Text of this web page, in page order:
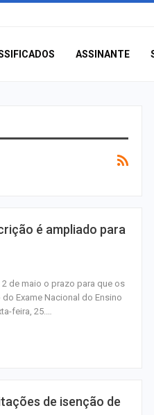
ASSINANTE
é ampliado para
de maio o prazo para que os
Exame Nacional do Ensino
feira, 25.…
de isenção de
Polícia Civil investiga
Câmara de Itabaianinha
abre concurso com
Filarmônica de Itabaiana
realiza concerto em
homenagem ao Dia dos…